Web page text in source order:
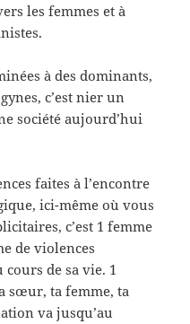
les femmes et à
à des dominants,
c’est nier un
société aujourd’hui
faites à l’encontre
ici-même où vous
c’est 1 femme
de violences
de sa vie. 1
sœur, ta femme, ta
va jusqu’au